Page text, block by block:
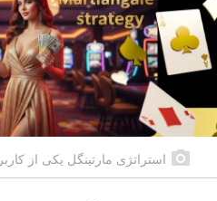
استراتژی مارتینگل یکی از